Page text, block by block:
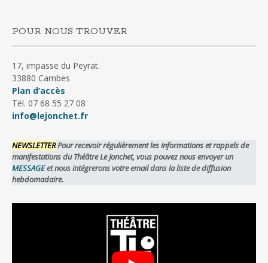
POUR NOUS TROUVER
17, impasse du Peyrat.
33880 Cambes
Plan d’accès
Tél. 07 68 55 27 08
info@lejonchet.fr
NEWSLETTERPour recevoir régulièrement les informations et rappels de
manifestations du Théâtre Le Jonchet, vous pouvez nous envoyer un
MESSAGEet nous intégrerons votre email dans la liste de diffusion
hebdomadaire.